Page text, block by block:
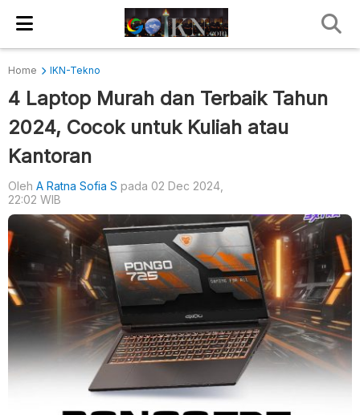
Home IKN-Tekno
4 Laptop Murah dan Terbaik Tahun
2024, Cocok untuk Kuliah atau
Kantoran
Oleh A Ratna Sofia S pada 02 Dec 2024,
22:02 WIB